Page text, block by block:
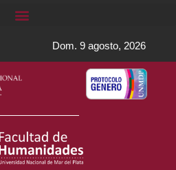
Dom. 9 agosto, 2026